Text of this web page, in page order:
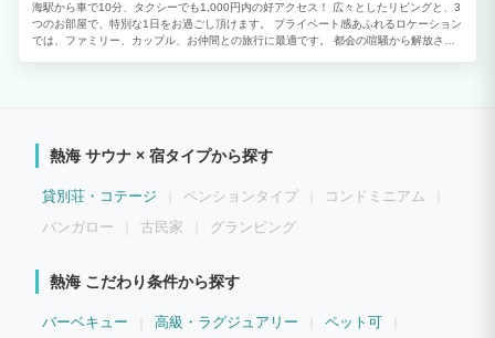
海駅から車で10分、タクシーでも1,000円内の好アクセス！ 広々としたリビングと、3
つのお部屋で、特別な1日をお過ごし頂けます。 プライベート感あふれるロケーション
では、ファミリー、カップル、お仲間との旅行に最適です。 都会の喧騒から解放さ
ーができちゃいます。 普段味わえない野外バーベキューの魅力を通年お楽しみいただ
熱海 サウナ × 宿タイプから探す
貸別荘・コテージ ペンションタイプ
コンドミニアム
バンガロー
古民家 グランピング
熱海 こだわり条件から探す
バーベキュー 高級・ラグジュアリー
ペット可